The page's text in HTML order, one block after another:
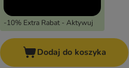
-10% Extra Rabat - Aktywuj
Dodaj do koszyka